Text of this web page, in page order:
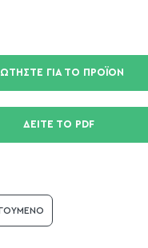
ΓΙΑ ΤΟ ΠΡΟΪΟΝ
ΔΕΙΤΕ ΤΟ PDF